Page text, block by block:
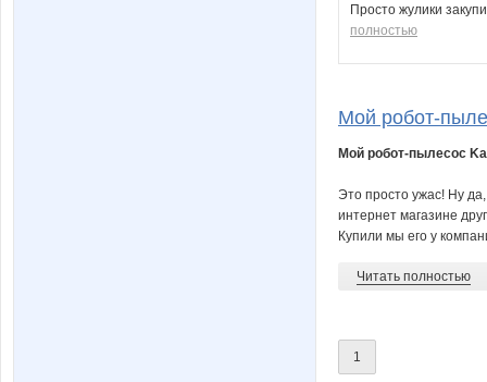
Просто жулики
полностью
Мой робот-
Мой робот-пылесос
Это просто ужас! Ну
интернет магазине
Купили мы его у
Читать полностью
1